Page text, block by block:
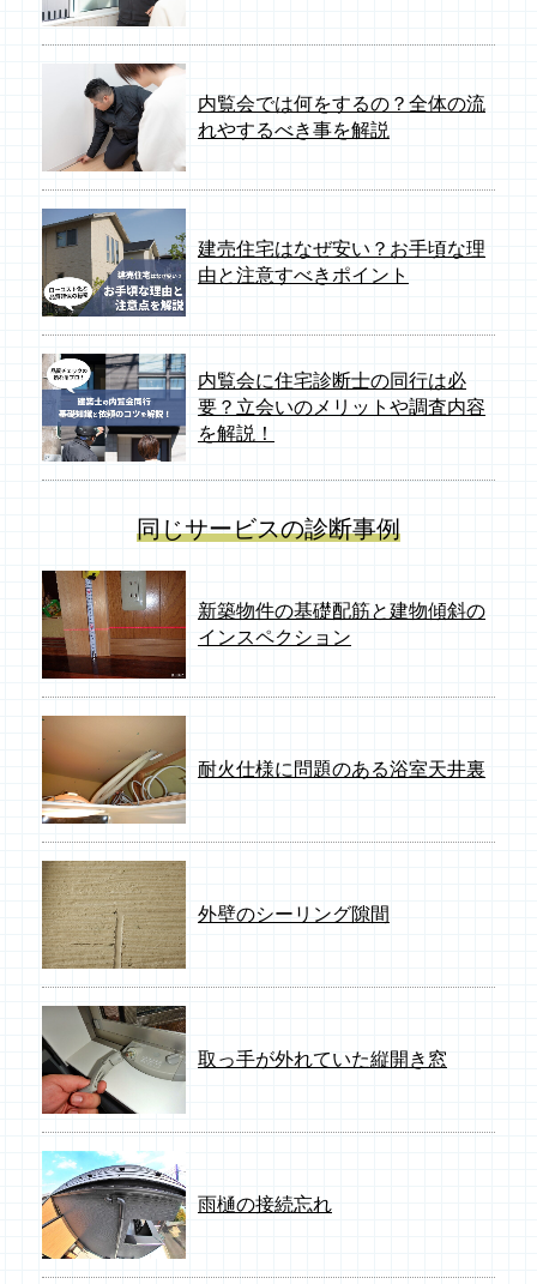
内覧会では何をするの？全体の流
れやするべき事を解説
建売住宅はなぜ安い？お手頃な理
由と注意すべきポイント
内覧会に住宅診断士の同行は必
要？立会いのメリットや調査内容
を解説！
同じサービスの診断事例
新築物件の基礎配筋と建物傾斜の
インスペクション
耐火仕様に問題のある浴室天井裏
外壁のシーリング隙間
取っ手が外れていた縦開き窓
雨樋の接続忘れ